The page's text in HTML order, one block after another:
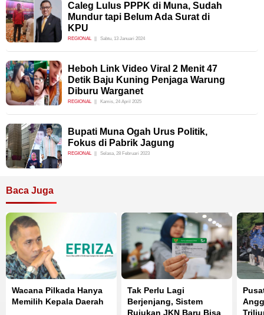
Caleg Lulus PPPK di Muna, Sudah
Mundur tapi Belum Ada Surat di
KPU
REGIONAL Sabtu, 13 Januari 2024
Heboh Link Video Viral 2 Menit 47
Detik Baju Kuning Penjaga Warung
Diburu Warganet
REGIONAL Kamis, 24 April 2025
Bupati Muna Ogah Urus Politik,
Fokus di Pabrik Jagung
REGIONAL Selasa, 28 Februari 2023
Baca Juga
Wacana Pilkada Hanya
Memilih Kepala Daerah
Tak Perlu Lagi
Berjenjang, Sistem
Rujukan JKN Baru Bisa